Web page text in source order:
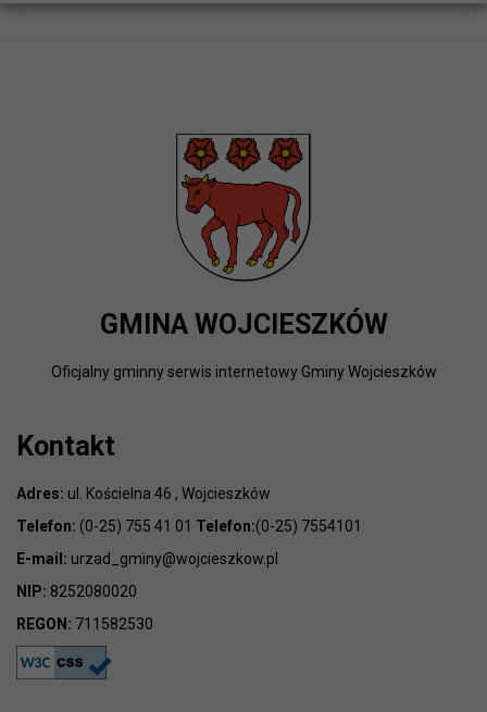
GMINA WOJCIESZKÓW
Oficjalny gminny serwis internetowy Gminy Wojcieszków
Kontakt
Adres: ul. Kościelna 46 , Wojcieszków
Telefon: (0-25) 755 41 01 Telefon:(0-25) 7554101
E-mail: urzad_gminy@wojcieszkow.pl
NIP: 8252080020
REGON: 711582530